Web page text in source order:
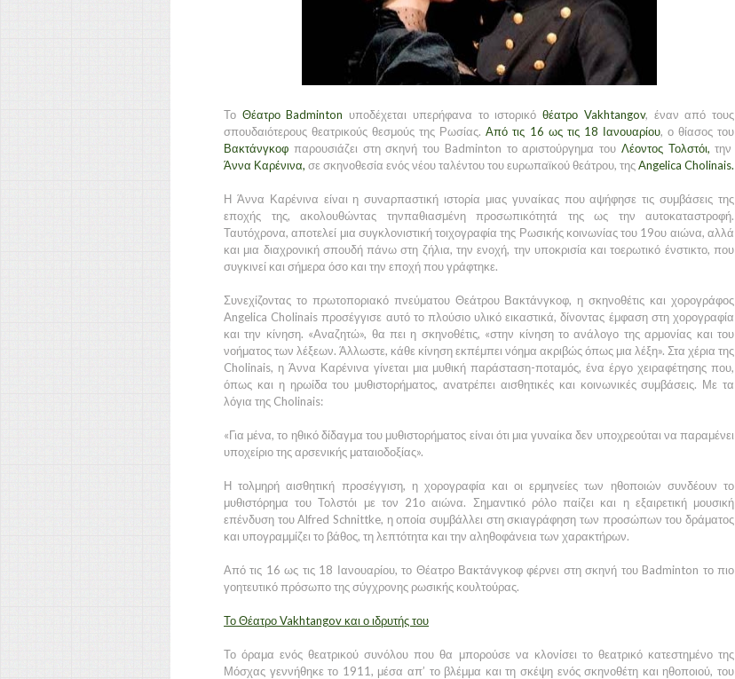
Το Θέατρο Badminton υποδέχεται υπερήφανα το ιστορικό θέατρο Vakhtangov, έναν από τους
σπουδαιότερους θεατρικούς θεσμούς της Ρωσίας.Από τις 16 ως τις 18 Ιανουαρίου, ο θίασος του
Βακτάνγκοφ παρουσιάζει στη σκηνή του Badminton το αριστούργημα του Λέοντος Τολστόι, την
Άννα Καρένινα, σε σκηνοθεσία ενός νέου ταλέντου του ευρωπαϊκού θεάτρου, τηςAngelica Cholinais.
Η Άννα Καρένινα είναι η συναρπαστική ιστορία μιας γυναίκας που αψήφησε τις συμβάσεις της
εποχής της, ακολουθώντας τηνπαθιασμένη προσωπικότητά της ως την αυτοκαταστροφή.
Ταυτόχρονα, αποτελεί μια συγκλονιστική τοιχογραφία της Ρωσικής κοινωνίας του 19ου αιώνα, αλλά
και μια διαχρονική σπουδή πάνω στη ζήλια, την ενοχή, την υποκρισία και τοερωτικό ένστικτο, που
συγκινεί και σήμερα όσο και την εποχή που γράφτηκε.
Συνεχίζοντας το πρωτοποριακό πνεύματου Θεάτρου Βακτάνγκοφ, η σκηνοθέτις και χορογράφος
Angelica Cholinais προσέγγισε αυτό το πλούσιο υλικό εικαστικά, δίνοντας έμφαση στη χορογραφία
και την κίνηση. «Αναζητώ», θα πει η σκηνοθέτις, «στην κίνηση το ανάλογο της αρμονίας και του
νοήματος των λέξεων. Άλλωστε, κάθε κίνηση εκπέμπει νόημα ακριβώς όπως μια λέξη». Στα χέρια της
Cholinais, η Άννα Καρένινα γίνεται μια μυθική παράσταση-ποταμός, ένα έργο χειραφέτησης που,
όπως και η ηρωίδα του μυθιστορήματος, ανατρέπει αισθητικές και κοινωνικές συμβάσεις. Με τα
λόγια της Cholinais:
«Για μένα, το ηθικό δίδαγμα του μυθιστορήματος είναι ότι μια γυναίκα δεν υποχρεούται να παραμένει
υποχείριο της αρσενικής ματαιοδοξίας».
Η τολμηρή αισθητική προσέγγιση, η χορογραφία και οι ερμηνείες των ηθοποιών συνδέουν το
μυθιστόρημα του Τολστόι με τον 21ο αιώνα. Σημαντικό ρόλο παίζει και η εξαιρετική μουσική
επένδυση του Alfred Schnittke, η οποία συμβάλλει στη σκιαγράφηση των προσώπων του δράματος
και υπογραμμίζει το βάθος, τη λεπτότητα και την αληθοφάνεια των χαρακτήρων.
Από τις 16 ως τις 18 Ιανουαρίου, το Θέατρο Βακτάνγκοφ φέρνει στη σκηνή του Badminton το πιο
γοητευτικό πρόσωπο της σύγχρονης ρωσικής κουλτούρας.
Το Θέατρο Vakhtangov και ο ιδρυτής του
Το όραμα ενός θεατρικού συνόλου που θα μπορούσε να κλονίσει το θεατρικό κατεστημένο της
Μόσχας γεννήθηκε το 1911, μέσα απ’ το βλέμμα και τη σκέψη ενός σκηνοθέτη και ηθοποιού, του